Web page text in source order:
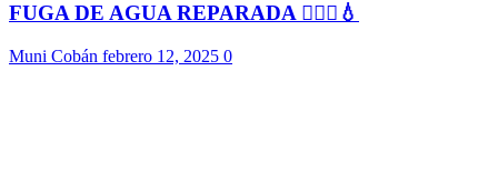
FUGA DE AGUA REPARADA 👷🏻‍♂️💧
Muni Cobán febrero 12, 2025 0